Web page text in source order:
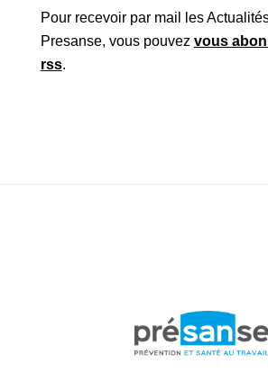
Pour recevoir par mail les
Presanse, vous pouvez vous
rss.